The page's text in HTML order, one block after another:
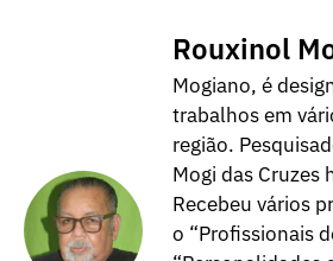
Rouxinol
Mogiano, é
trabalhos em
região.
Mogi das Cruzes
Recebeu vários
o “Profissionais